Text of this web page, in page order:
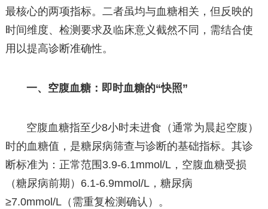
最核心的两项指标。二者虽均与血糖相关，但反映的
时间维度、检测要求及临床意义截然不同，需结合使
用以提高诊断准确性。
一、空腹血糖：即时血糖的“快照”
空腹血糖指至少8小时未进食（通常为晨起空腹）
时的血糖值，是糖尿病筛查与诊断的基础指标。其诊
断标准为：正常范围3.9-6.1mmol/L，空腹血糖受损
（糖尿病前期）6.1-6.9mmol/L，糖尿病
≥7.0mmol/L（需重复检测确认）。